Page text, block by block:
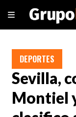
Sevilla,
Montiel
DEPORTES